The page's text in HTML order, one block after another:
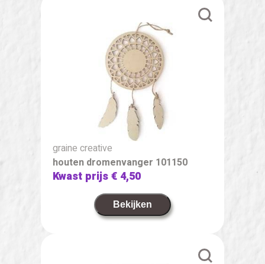
graine creative
houten dromenvanger 101150
Kwast prijs€ 4,50
Bekijken